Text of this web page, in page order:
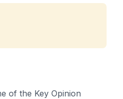
of the Key Opinion